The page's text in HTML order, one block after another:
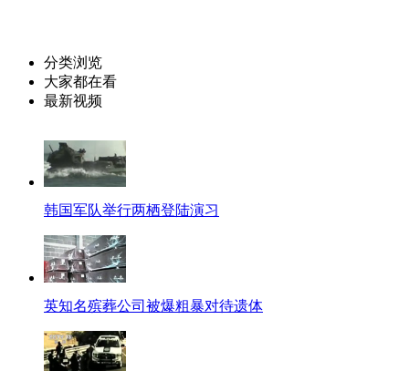
分类浏览
大家都在看
最新视频
韩国军队举行两栖登陆演习
英知名殡葬公司被爆粗暴对待遗体